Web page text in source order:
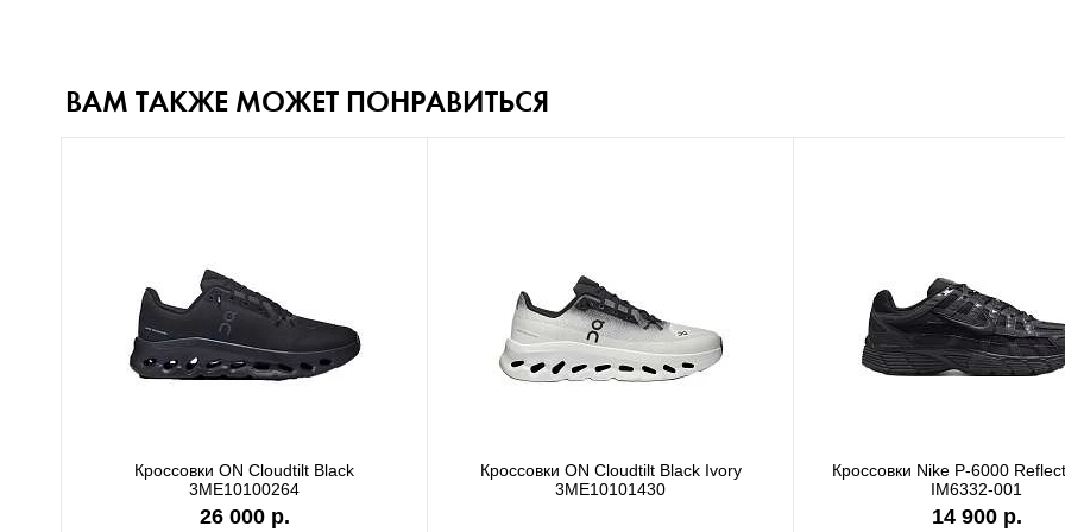
ВАМ ТАКЖЕ МОЖЕТ ПОНРАВИТЬСЯ
Кроссовки ON Cloudtilt Black
3ME10100264
26 000 р.
Кроссовки ON Cloudtilt Black Ivory
3ME10101430
Кроссовки Nike P-6000
IM6332-001
14 900 р.